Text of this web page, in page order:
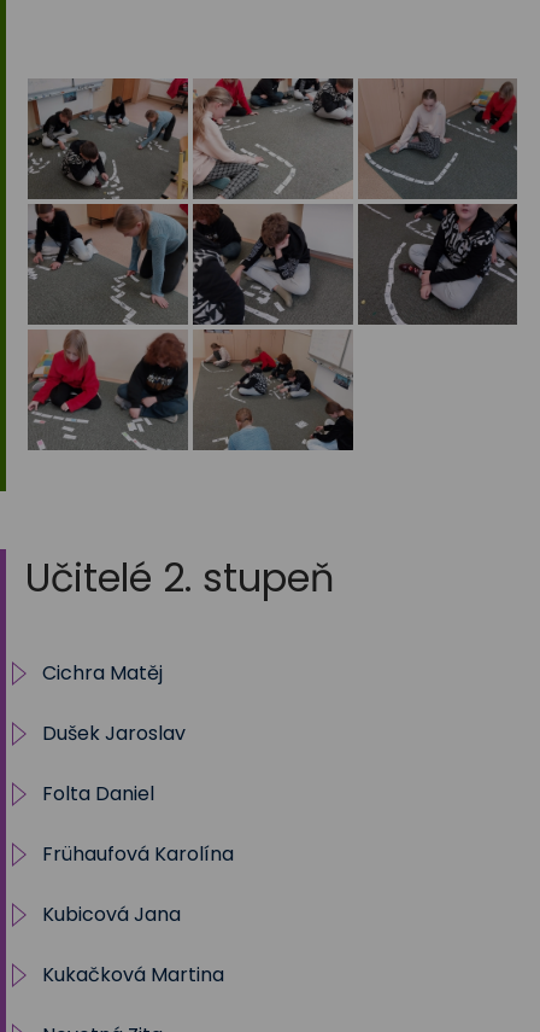
Učitelé 2. stupeň
Cichra Matěj
Třídnictví
Sportovní soutěže 2023-2024
Sportovní soutěže 2022-2023
Lyžařský kurz 2025
Dušek Jaroslav
Informatika
Občanská výchova
Výchova ke zdraví
Hudební výchova
Folta Daniel
Třída 8.A
Vyučované předměty
Frühaufová Karolína
8.B
Přírodopis
Kubicová Jana
3.B
Kukačková Martina